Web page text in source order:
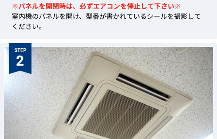
※パネルを開閉時は、必ずエアコンを停止して下さい※
室内機のパネルを開け、型番が書かれているシールを撮影して
ください。
STEP
2